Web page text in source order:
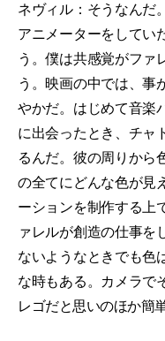
ネヴィル：そうなんだ
アニメーターをしてい
う。僕は共感覚がファ
う。映画の中では、事
やかだ。はじめて音楽
に出会ったとき、チャ
るんだ。彼の周りから
の全てにどんな色が見
ーションを制作する上
ァレルが創造の仕事を
ないようなときでも色
な時もある。カメラで
レゴだと思いのほか簡